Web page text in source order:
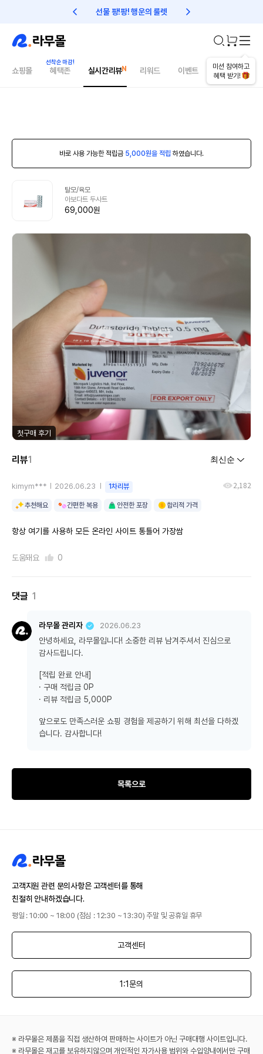
선물 팡!팡! 행운의 룰렛 친구초대 1만원 리워드!
미션 참여하고
혜택 받기!
쇼핑몰 혜택존 실시간리뷰 리워드 이벤트 건강매거진
바로 사용 가능한 적립금 5,000원을 적립 하였습니다.
탈모/육모
아보다트 두사트
69,000원
첫구매 후기
리뷰1
kimym*** 2026.06.23 1차리뷰 2,182
추천해요 간편한 복용 안전한 포장 합리적 가격
항상 여기를 사용하 모든 온라인 사이트 통틀어 가장쌈
도움돼요 0
댓글 1
라무몰 관리자 2026.06.23
안녕하세요, 라무몰입니다! 소중한 리뷰 남겨주셔서 진심으로
감사드립니다.
[적립 완료 안내]
· 구매 적립금 0P
· 리뷰 적립금 5,000P
앞으로도 만족스러운 쇼핑 경험을 제공하기 위해 최선을 다하겠
습니다. 감사합니다!
목록으로
고객지원 관련 문의사항은 고객센터를 통해
친절히 안내하겠습니다.
평일 : 10:00 ~ 18:00 (점심 : 12:30 ~ 13:30) 주말 및 공휴일 휴무
고객센터
1:1문의
※ 라무몰은 제품을 직접 생산하여 판매하는 사이트가 아닌 구매대행 사이트입니다.
※ 라무몰은 재고를 보유하지않으며 개인적인 자가사용 범위와 수입양내에서만 구매